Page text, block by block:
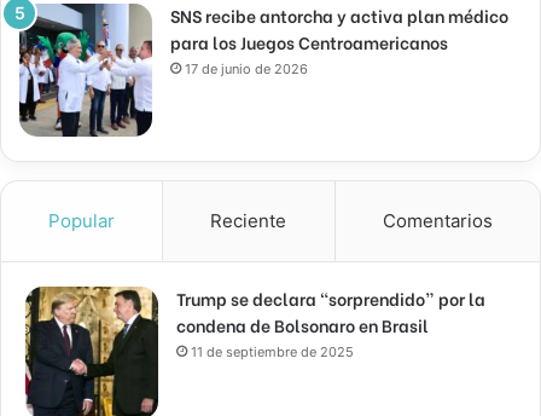
SNS recibe antorcha y activa plan médico
para los Juegos Centroamericanos
17 de junio de 2026
Popular Reciente Comentarios
Trump se declara “sorprendido” por la
condena de Bolsonaro en Brasil
11 de septiembre de 2025